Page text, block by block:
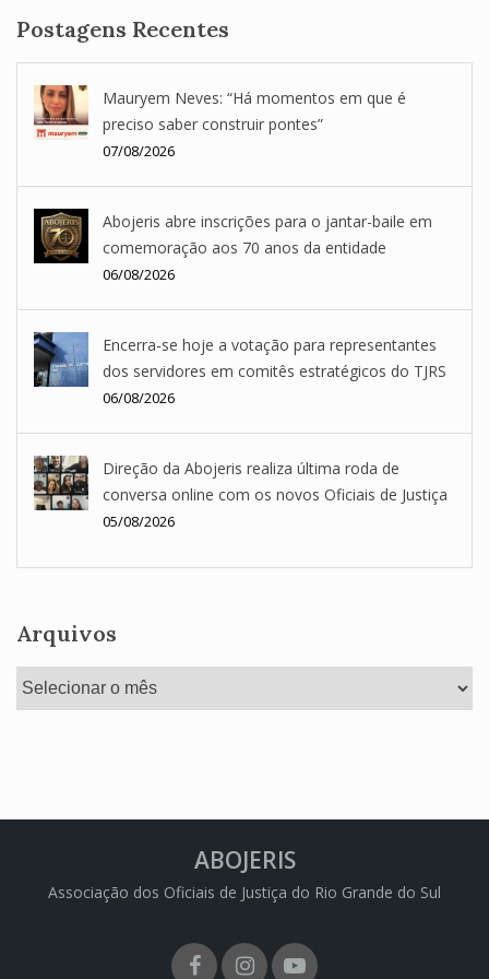
Postagens Recentes
Mauryem Neves: “Há momentos em que é
preciso saber construir pontes”
07/08/2026
Abojeris abre inscrições para o jantar-baile em
comemoração aos 70 anos da entidade
06/08/2026
Encerra-se hoje a votação para representantes
dos servidores em comitês estratégicos do TJRS
06/08/2026
Direção da Abojeris realiza última roda de
conversa online com os novos Oficiais de Justiça
05/08/2026
Arquivos
Arquivos
ABOJERIS
Associação dos Oficiais de Justiça do Rio Grande do Sul